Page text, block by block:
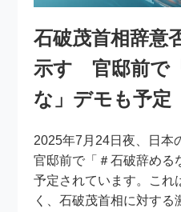
石破茂首相辞意
示す 官邸前で
な」デモも予定
2025年7月24日夜、日本
官邸前で「＃石破辞める
予定されています。これ
く、石破茂首相に対す